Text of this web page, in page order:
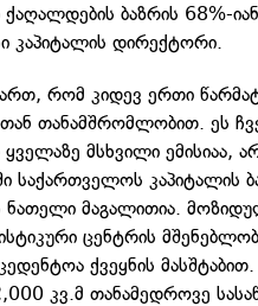
ქაღალდების ბაზრის
კაპიტალის დირექტორი.
რომ კიდევ ერთი
თანამშრომლობით. ეს
მსხვილი ემისიაა,
კაპიტალის
მაგალითია.
ცენტრის
ქვეყნის
კვ.მ თანამედროვე